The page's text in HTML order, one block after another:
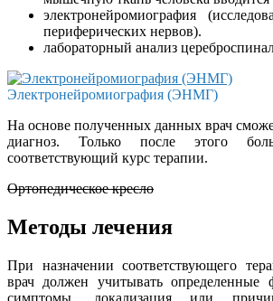
электронейромиография
периферических нервов).
лабораторный анализ
Электронейромиография (ЭНМГ)
На основе полученных данных врач
диагноз. Только после этого
соответствующий курс терапии.
Ортопедическое кресло
Методы лечения
При назначении соответствующего
врач должен учитывать определенные
симптомы, локализация или